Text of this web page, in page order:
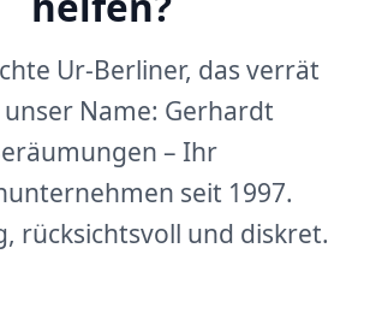
Ur-Berliner, das verrät
unser Name: Gerhardt
– Ihr
seit 1997.
rücksichtsvoll und diskret.